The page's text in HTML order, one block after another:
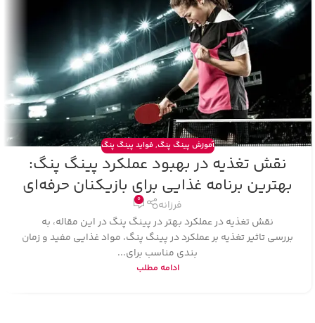
آموزش پینگ پنگ,فواید پینگ پنگ
نقش تغذیه در بهبود عملکرد پینگ پنگ:
بهترین برنامه غذایی برای بازیکنان حرفه‌ای
فرزانه 0
نقش تغذیه در عملکرد بهتر در پینگ پنگ در این مقاله، به
بررسی تاثیر تغذیه بر عملکرد در پینگ پنگ، مواد غذایی مفید و زمان‌
بندی مناسب برای...
ادامه مطلب